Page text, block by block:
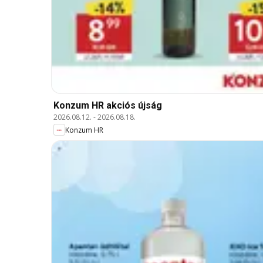
Konzum HR akciós újság
2026.08.12. -2026.08.18.
Konzum HR